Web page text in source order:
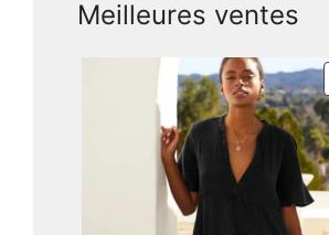
Meilleures ventes